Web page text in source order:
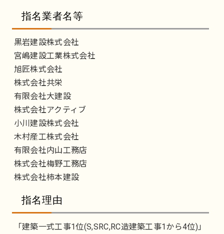
指名業者名等
黒岩建設株式会社
宮嶋建設工業株式会社
旭匠株式会社
株式会社共栄
有限会社大建設
株式会社アクティブ
小川建設株式会社
木村産工株式会社
有限会社内山工務店
株式会社梅野工務店
株式会社柿本建設
指名理由
「建築一式工事1位(S,SRC,RC造建築工事1から4位)」